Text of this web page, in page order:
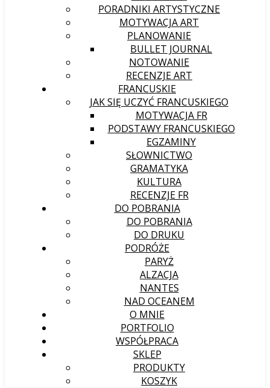
PORADNIKI ARTYSTYCZNE
MOTYWACJA ART
PLANOWANIE
BULLET JOURNAL
NOTOWANIE
RECENZJE ART
FRANCUSKIE
JAK SIĘ UCZYĆ FRANCUSKIEGO
MOTYWACJA FR
PODSTAWY FRANCUSKIEGO
EGZAMINY
SŁOWNICTWO
GRAMATYKA
KULTURA
RECENZJE FR
DO POBRANIA
DO POBRANIA
DO DRUKU
PODRÓŻE
PARYŻ
ALZACJA
NANTES
NAD OCEANEM
O MNIE
PORTFOLIO
WSPÓŁPRACA
SKLEP
PRODUKTY
KOSZYK